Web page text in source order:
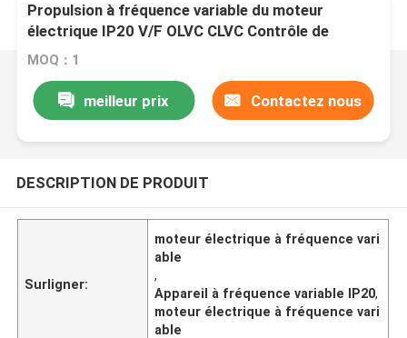
Propulsion à fréquence variable du moteur
électrique IP20 V/F OLVC CLVC Contrôle de
protection contre la relâchement des cordes
MOQ：1
meilleur prix Contactez nous
DESCRIPTION DE PRODUIT
Surligner:
moteur électrique à fréquence vari
able
,
Appareil à fréquence variable IP20,
moteur électrique à fréquence vari
able